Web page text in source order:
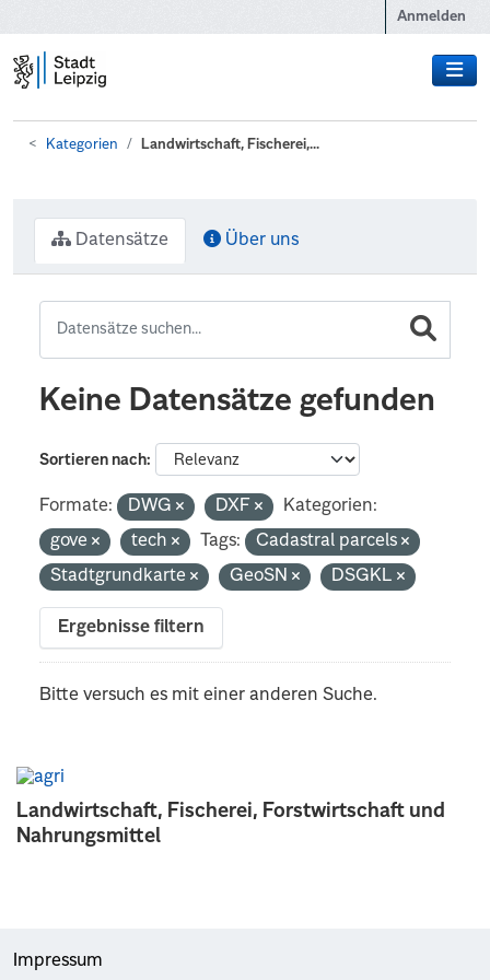
Anmelden
Kategorien Landwirtschaft, Fischerei,...
Landwirtschaft, Fischerei, Forstwirtschaft und
Nahrungsmittel
Datensätze Über uns
Keine Datensätze gefunden
Sortieren nach
Formate: DWG DXF
Kategorien:
gove
tech Tags:
Cadastral parcels
Stadtgrundkarte
GeoSN DSGKL
Ergebnisse filtern
Bitte versuch es mit einer anderen Suche.
Impressum